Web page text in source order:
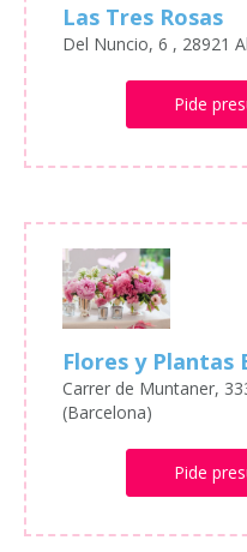
Las Tres Rosas
Del Nuncio, 6 , 28921
Pide
Flores y Plantas
Carrer de Muntaner,
(Barcelona)
Pide